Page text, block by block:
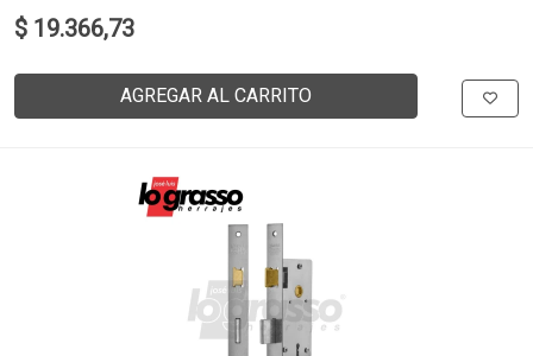
$ 19.366,73
AGREGAR AL CARRITO